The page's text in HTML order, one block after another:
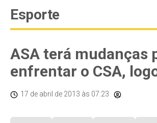
Esporte
ASA terá mudanças
enfrentar o CSA,
17 de abril de 2013 às 07:23